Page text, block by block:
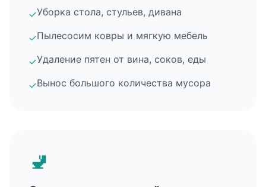
✓Уборка стола, стульев, дивана
✓Пылесосим ковры и мягкую мебель
✓Удаление пятен от вина, соков, еды
✓Вынос большого количества мусора
🚽